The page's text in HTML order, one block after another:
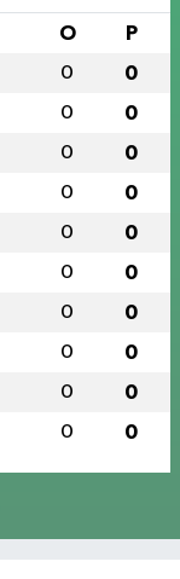
O P
0 0
0 0
0 0
0 0
0 0
0 0
0 0
0 0
0 0
0 0